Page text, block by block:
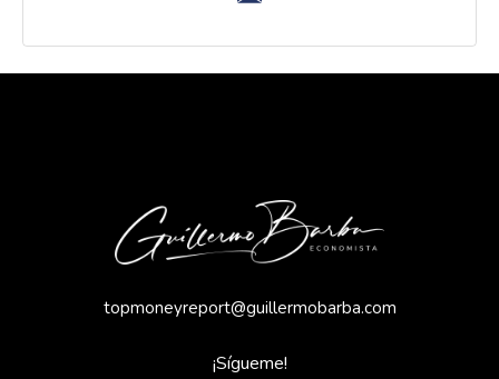
topmoneyreport@guillermobarba.com
¡Sígueme!